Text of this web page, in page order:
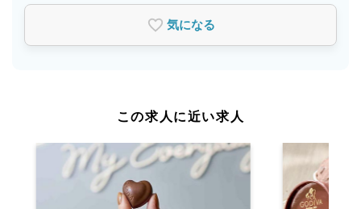
気になる
この求人に近い求人